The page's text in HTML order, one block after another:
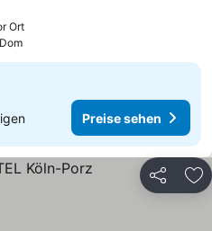
OrtPreise sehen
Preise sehen
Teilen